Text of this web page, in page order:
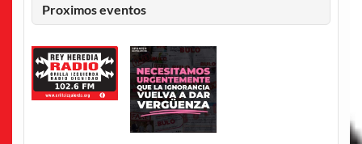
Proximos eventos